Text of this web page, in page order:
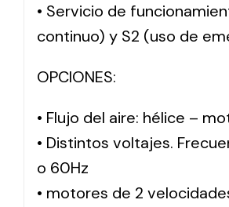
• Servicio de
continuo) y S2 (uso de
OPCIONES:
• Flujo del aire: hélice –
• Distintos voltajes.
o 60Hz
• motores de 2